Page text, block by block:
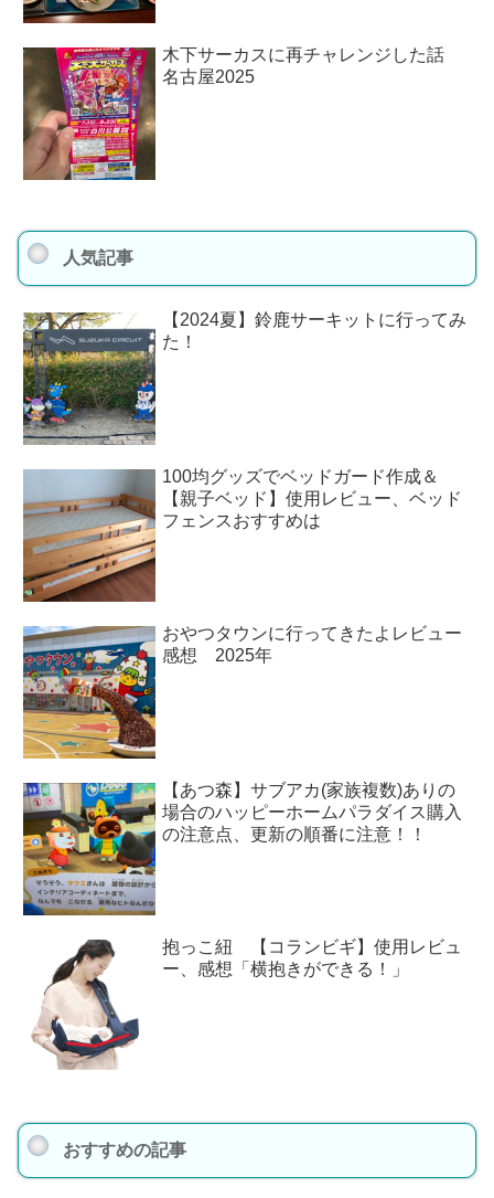
木下サーカスに再チャレンジした話
名古屋2025
人気記事
【2024夏】鈴鹿サーキットに行ってみ
た！
100均グッズでベッドガード作成＆
【親子ベッド】使用レビュー、ベッド
フェンスおすすめは
おやつタウンに行ってきたよレビュー
感想 2025年
【あつ森】サブアカ(家族複数)ありの
場合のハッピーホームパラダイス購入
の注意点、更新の順番に注意！！
抱っこ紐 【コランビギ】使用レビュ
ー、感想「横抱きができる！」
おすすめの記事